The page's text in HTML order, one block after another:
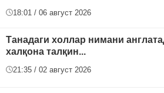
18:01 / 06 август 2026
Танадаги холлар нимани
халқона талқин...
21:35 / 02 август 2026